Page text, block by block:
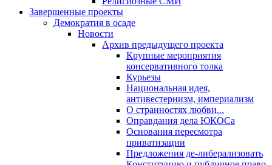
Завершенные проекты
Демократия в осаде
Новости
Архив предыдущего проекта
Крупные мероприятия
консервативного толка
Курьезы
Национальная идея,
антивестернизм, империализм
О странностях любви...
Оправдания дела ЮКОСа
Основания пересмотра
приватизации
Предложения де-либерализовать